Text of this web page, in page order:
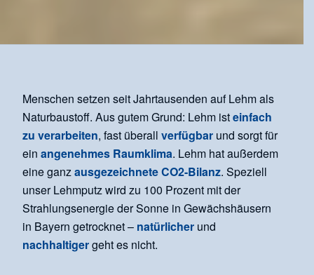
Menschen setzen seit Jahrtausenden auf Lehm als
Naturbaustoff. Aus gutem Grund: Lehm isteinfach
zu verarbeiten, fast überallverfügbar und sorgt für
einangenehmes Raumklima. Lehm hat außerdem
eine ganzausgezeichnete CO2-Bilanz. Speziell
unser Lehmputz wird zu 100 Prozent mit der
Strahlungsenergie der Sonne in Gewächshäusern
in Bayern getrocknet – natürlicher und
nachhaltigergeht es nicht.